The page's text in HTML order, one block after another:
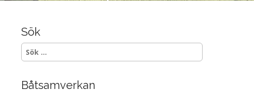
p
Sök
Sök
efter:
Båtsamverkan